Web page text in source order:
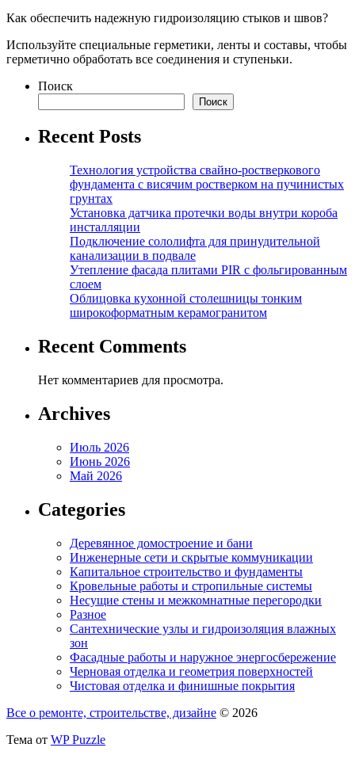
Как обеспечить надежную гидроизоляцию стыков и швов?
Используйте специальные герметики, ленты и составы, чтобы
герметично обработать все соединения и ступеньки.
Поиск
Поиск
Recent Posts
Технология устройства свайно-ростверкового
фундамента с висячим ростверком на пучинистых
грунтах
Установка датчика протечки воды внутри короба
инсталляции
Подключение сололифта для принудительной
канализации в подвале
Утепление фасада плитами PIR с фольгированным
слоем
Облицовка кухонной столешницы тонким
широкоформатным керамогранитом
Recent Comments
Нет комментариев для просмотра.
Archives
Июль 2026
Июнь 2026
Май 2026
Categories
Деревянное домостроение и бани
Инженерные сети и скрытые коммуникации
Капитальное строительство и фундаменты
Кровельные работы и стропильные системы
Несущие стены и межкомнатные перегородки
Разное
Сантехнические узлы и гидроизоляция влажных
зон
Фасадные работы и наружное энергосбережение
Черновая отделка и геометрия поверхностей
Чистовая отделка и финишные покрытия
Все о ремонте, строительстве, дизайне © 2026
Тема от WP Puzzle